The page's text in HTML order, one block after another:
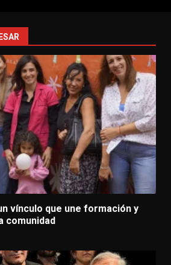
vínculo que une formación y
comunidad